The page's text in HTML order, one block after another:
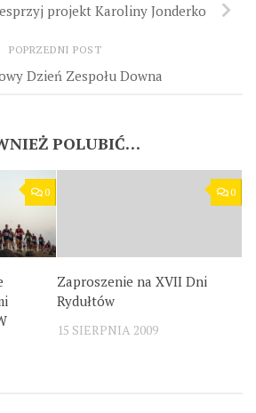
projekt Karoliny Jonderko
POPRZEDNI POST
Dzień Zespołu Downa
POLUBIĆ…
0 0
Zaproszenie na XVII Dni
Rydułtów
15 SIERPNIA 2009